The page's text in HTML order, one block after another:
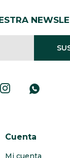
 
Cuenta
Mi cuenta